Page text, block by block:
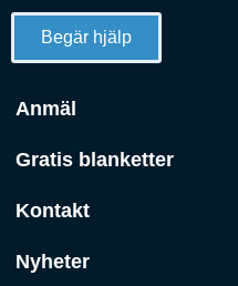
Begär hjälp
Anmäl
Gratis blanketter
Kontakt
Nyheter